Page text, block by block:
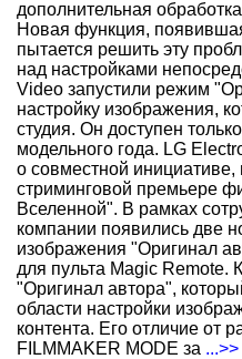
дополнительная
Новая функция,
пытается решить эту
над настройками
Video запустили режим
настройку изображения,
студия. Он доступен
модельного года. LG
о совместной инициативе,
стриминговой премьере
Вселенной". В рамках
компании появились две
изображения "Оригинал
для пульта Magic
"Оригинал автора",
области настройки
контента. Его отличие от
FILMMAKER MODE за ...>>